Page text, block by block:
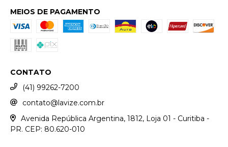
MEIOS DE PAGAMENTO
CONTATO
(41) 99262-7200
contato@lavize.com.br
Avenida República Argentina, 1812, Loja 01 - Curitiba -
PR. CEP: 80.620-010